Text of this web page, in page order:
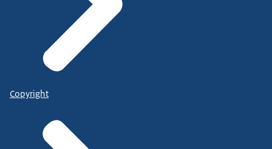
Copyright